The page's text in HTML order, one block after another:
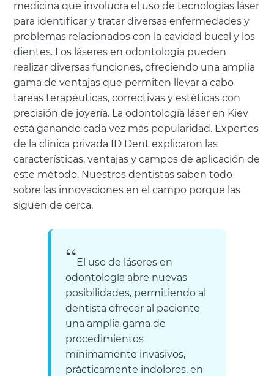
medicina que involucra el uso de tecnologías láser
para identificar y tratar diversas enfermedades y
problemas relacionados con la cavidad bucal y los
dientes. Los láseres en odontología pueden
realizar diversas funciones, ofreciendo una amplia
gama de ventajas que permiten llevar a cabo
tareas terapéuticas, correctivas y estéticas con
precisión de joyería. La odontología láser en Kiev
está ganando cada vez más popularidad. Expertos
de la clínica privada ID Dent explicaron las
características, ventajas y campos de aplicación de
este método. Nuestros dentistas saben todo
sobre las innovaciones en el campo porque las
siguen de cerca.
El uso de láseres en
odontología abre nuevas
posibilidades, permitiendo al
dentista ofrecer al paciente
una amplia gama de
procedimientos
mínimamente invasivos,
prácticamente indoloros, en